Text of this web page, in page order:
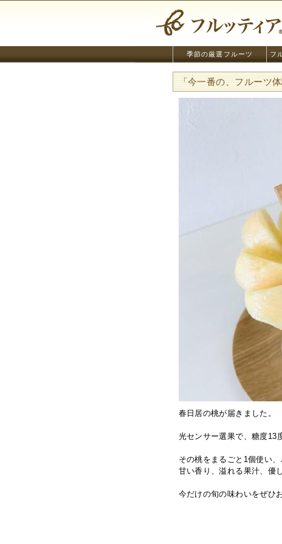
季節の厳選フルーツ フ
「今一番の、フルーツ
春日居の桃が届きました。
光センサー選果で、糖度13
その桃をまるごと1個使い、
甘い香り、溢れる果汁、優
今だけの旬の味わいをぜひ